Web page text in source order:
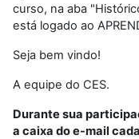
curso, na aba
está logado ao
Seja bem vindo!
A equipe do CES.
Durante sua
a caixa do e-mail